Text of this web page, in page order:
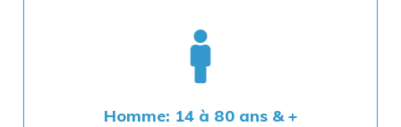
Homme: 14 à 80 ans & +